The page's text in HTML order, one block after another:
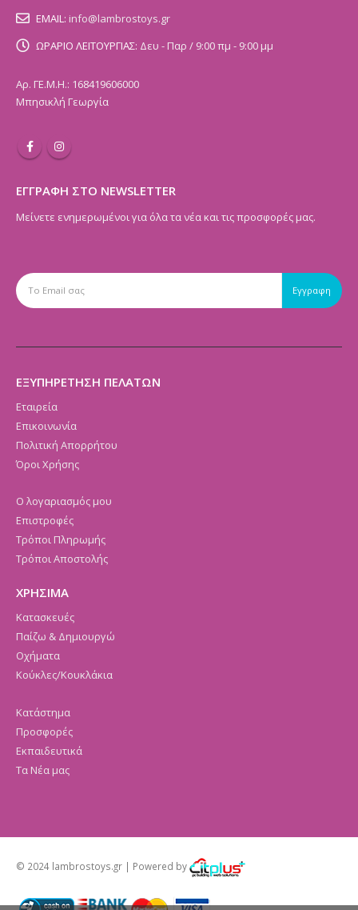
EMAIL: info@lambrostoys.gr
ΩΡΑΡΙΟ ΛΕΙΤΟΥΡΓΙΑΣ: Δευ - Παρ / 9:00 πμ - 9:00 μμ
Αρ. ΓΕ.Μ.Η.: 168419606000
Μπησικλή Γεωργία
ΕΓΓΡΑΦΗ ΣΤΟ NEWSLETTER
Μείνετε ενημερωμένοι για όλα τα νέα και τις προσφορές μας.
ΕΞΥΠΗΡΕΤΗΣΗ ΠΕΛΑΤΩΝ
Εταιρεία
Επικοινωνία
Πολιτική Απορρήτου
Όροι Χρήσης
Ο λογαριασμός μου
Επιστροφές
Τρόποι Πληρωμής
Τρόποι Αποστολής
ΧΡΗΣΙΜΑ
Κατασκευές
Παίζω & Δημιουργώ
Οχήματα
Κούκλες/Κουκλάκια
Κατάστημα
Προσφορές
Εκπαιδευτικά
Τα Νέα μας
© 2024 lambrostoys.gr | Powered by